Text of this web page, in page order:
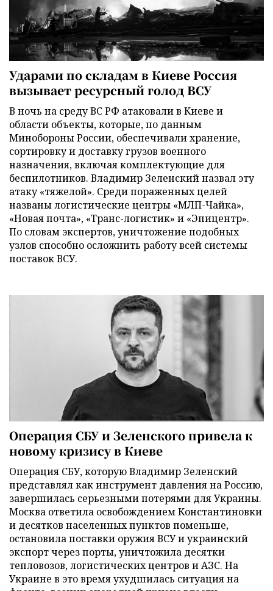
Ударами по складам в Киеве Россия
вызывает ресурсный голод ВСУ
В ночь на среду ВС РФ атаковали в Киеве и
области объекты, которые, по данным
Минобороны России, обеспечивали хранение,
сортировку и доставку грузов военного
назначения, включая комплектующие для
беспилотников. Владимир Зеленский назвал эту
атаку «тяжелой». Среди пораженных целей
названы логистические центры «МЛП-Чайка»,
«Новая почта», «Транс-логистик» и «Эпицентр».
По словам экспертов, уничтожение подобных
узлов способно осложнить работу всей системы
поставок ВСУ.
Операция СБУ и Зеленского привела к
новому кризису в Киеве
Операция СБУ, которую Владимир Зеленский
представлял как инструмент давления на Россию,
завершилась серьезными потерями для Украины.
Москва ответила освобождением Константиновки
и десятков населенных пунктов поменьше,
остановила поставки оружия ВСУ и украинский
экспорт через порты, уничтожила десятки
тепловозов, логистических центров и АЗС. На
Украине в это время ухудшилась ситуация на